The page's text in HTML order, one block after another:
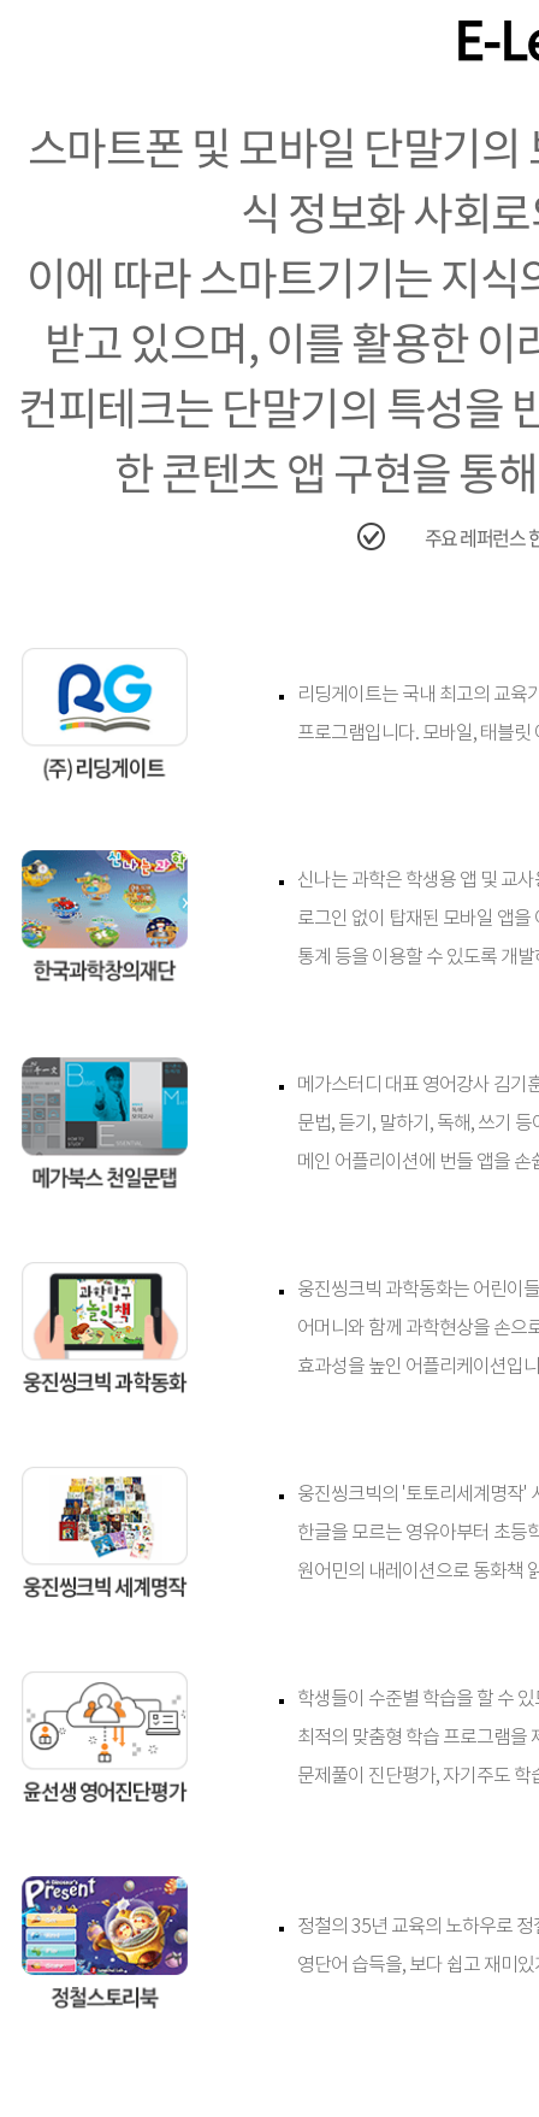
E-
스마트폰 및 모바일 단말기
식 정보화 사회
이에 따라 스마트기기는 지
받고 있으며, 이를 활용한
컨피테크는 단말기의 특성을
한 콘텐츠 앱 구현을 통
주요 레퍼런스
리딩게이트는 국내 최고의 교육
프로그램입니다. 모바일, 태블
신나는 과학은 학생용 앱 및 교
로그인 없이 탑재된 모바일 앱
통계 등을 이용할 수 있도록 개
메가스터디 대표 영어강사 김기
문법, 듣기, 말하기, 독해, 쓰기
메인 어플리이션에 번들 앱을
웅진씽크빅 과학동화는 어린이
어머니와 함께 과학현상을 손으
효과성을 높인 어플리케이션입
웅진씽크빅의 '토토리세계명작'
한글을 모르는 영유아부터 초등
원어민의 내레이션으로 동화책
학생들이 수준별 학습을 할 수
최적의 맞춤형 학습 프로그램을
문제풀이 진단평가, 자기주도
정철의 35년 교육의 노하우로
영단어 습득을, 보다 쉽고 재미